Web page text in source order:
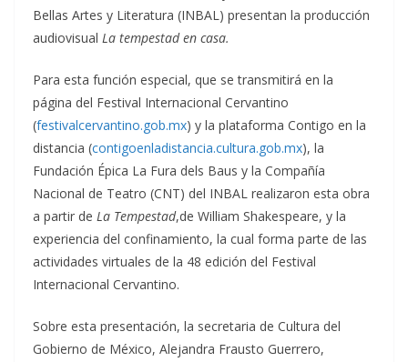
Bellas Artes y Literatura (INBAL) presentan la producción
audiovisual La tempestad en casa.
Para esta función especial, que se transmitirá en la
página del Festival Internacional Cervantino
(festivalcervantino.gob.mx) y la plataforma Contigo en la
distancia (contigoenladistancia.cultura.gob.mx), la
Fundación Épica La Fura dels Baus y la Compañía
Nacional de Teatro (CNT) del INBAL realizaron esta obra
a partir de La Tempestad,de William Shakespeare, y la
experiencia del confinamiento, la cual forma parte de las
actividades virtuales de la 48 edición del Festival
Internacional Cervantino.
Sobre esta presentación, la secretaria de Cultura del
Gobierno de México, Alejandra Frausto Guerrero,